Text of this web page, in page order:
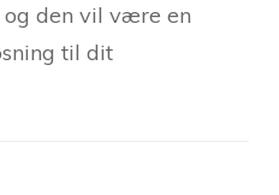
og den vil være en
til dit